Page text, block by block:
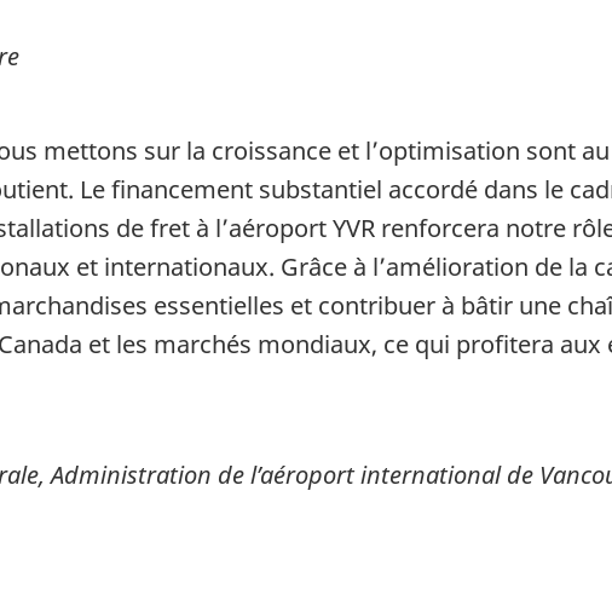
mettons sur la croissance et l’optimisation sont
Le financement substantiel accordé dans le
de fret à l’aéroport YVR renforcera notre
et internationaux. Grâce à l’amélioration de la
essentielles et contribuer à bâtir une
et les marchés mondiaux, ce qui profitera
Administration de l’aéroport international de